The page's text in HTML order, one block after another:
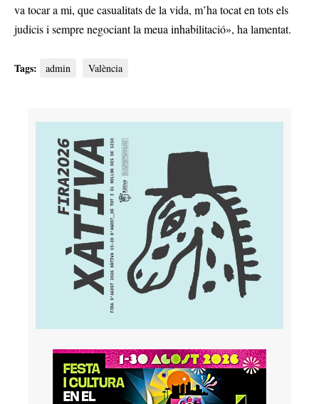
va tocar a mi, que casualitats de la vida, m’ha tocat en tots els
judicis i sempre negociant la meua inhabilitació», ha lamentat.
Tags: admin València